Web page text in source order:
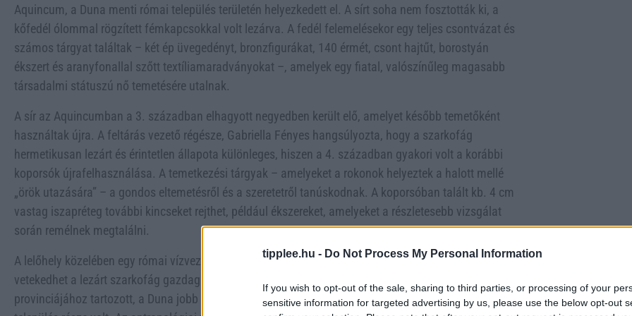
tipplee.hu - Do Not Process My Personal Information
If you wish to opt-out of the sale, sharing to third parties, or processing of your
sensitive information for targeted advertising by us, please use the below opt-out
Aquincum, a Duna menti római település területén helyezkedett el. A sírt soha nem fosztották ki, a
kőfedél ólommal rögzített fémkapcsokkal volt lezárva. A fedél felemelésekor egy teljes csontvázat és
számos tárgyat találtak – két ép üvegedényt, bronzfigurákat, 140 érmét, csont hajtűt, borostyán
ékszert és aranyfonallal szőtt textíliamaradványokat –, amelyek egy fiatal, valószínűleg magasabb
társadalmi státuszú nő temetésére utalnak.
A sír az Aquincumban a 3. században elhagyott negyedben került elő, amelyet később temetőként
használtak újra. A feltárás vezető régésze, Gabriella Fényes hangsúlyozta, hogy a szarkofág
hermetikusan lezárt és érintetlen állapota különleges, hiszen a 4. században gyakori volt a korábbi
koporsók újrafelhasználása. A temetkezési tárgyak – amelyeket a rokonok helyeztek a halott mellé
„örök utazására” – a gondos eltemetésről és a szeretetről tanúskodnak. A koporsóban talált kb. 4 cm
vastag iszapréteg további kincseket rejthet, például ékszereket, amelyeket a részletesebb vizsgálat
során remélnek megtalálni.
A lelőhely közelében egy római vízvezeték és nyolc egyszerűbb sír is előkerült, de egyik sem
vetekedhet a lezárt szarkofág gazdagságával és épségével. A terület a Római Birodalom Pannonia
provinciájához tartozott, a Duna jobb partján, egy határvédő légióstábor közelében fekvő polgári